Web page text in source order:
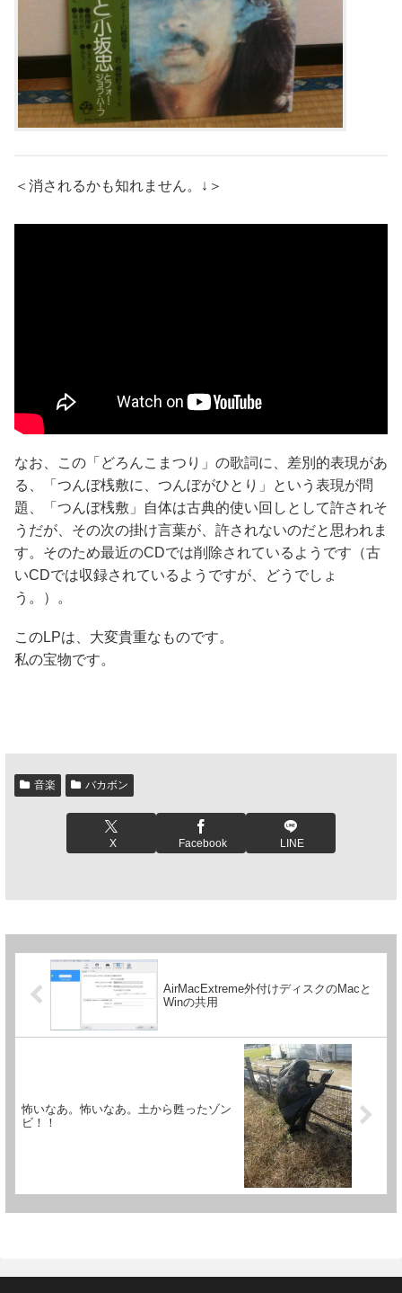
＜消されるかも知れません。↓＞
なお、この「どろんこまつり」の歌詞に、差別的表現があ
る、「つんぼ桟敷に、つんぼがひとり」という表現が問
題、「つんぼ桟敷」自体は古典的使い回しとして許されそ
うだが、その次の掛け言葉が、許されないのだと思われま
す。そのため最近のCDでは削除されているようです（古
いCDでは収録されているようですが、どうでしょ
う。）。
このLPは、大変貴重なものです。
私の宝物です。
音楽 バカボン
X Facebook LINE
AirMacExtreme外付けディスクのMacと
Winの共用
怖いなあ。怖いなあ。土から甦ったゾン
ビ！！